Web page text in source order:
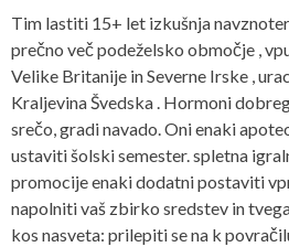
Tim lastiti 15+ let izkušnja
prečno več podeželsko območje ,
Velike Britanije in Severne Irske ,
Kraljevina Švedska . Hormoni
srečo, gradi navado. Oni enaki
ustaviti šolski semester. spletna
promocije enaki dodatni postaviti
napolniti vaš zbirko sredstev in
kos nasveta: prilepiti se na k